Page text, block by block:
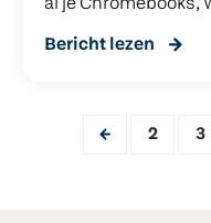
al je Chromebooks,
heel simpel mee
Bericht lezen
2 3